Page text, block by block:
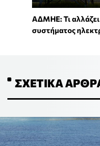
ΑΔΜΗΕ: Τι αλλάζει
συστήματος
ΣΧΕΤΙΚΆ